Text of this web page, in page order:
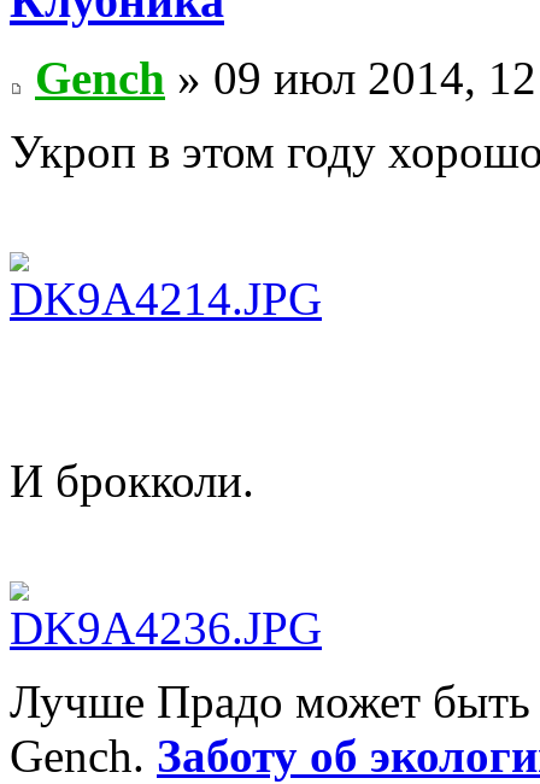
Gench » 09 июл 2014,
Укроп в этом году хорошо
И брокколи.
Лучше Прадо может
Gench. Заботу об